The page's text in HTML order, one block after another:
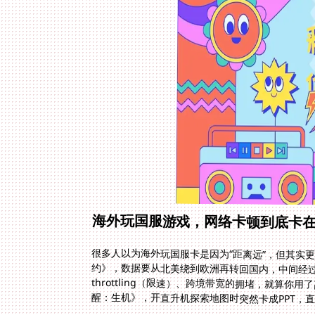
海外玩国服游戏，网络卡顿到底卡
很多人以为海外玩国服卡是因为“距离远”，但其
约》，数据要从北美绕到欧洲再转回国内，中
throttling（限速）、跨境带宽的拥堵，就算你用
醒：生机》，开直升机探索地图时突然卡成PPT，